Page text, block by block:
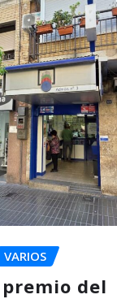
VARIOS
del